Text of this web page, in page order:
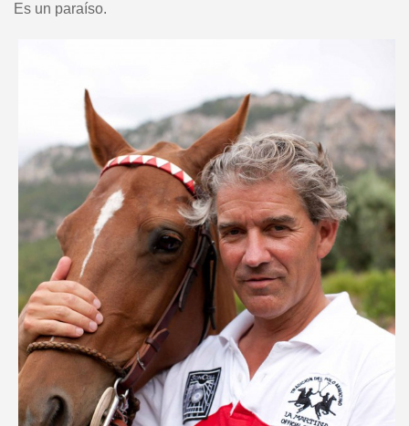
Es un paraíso.